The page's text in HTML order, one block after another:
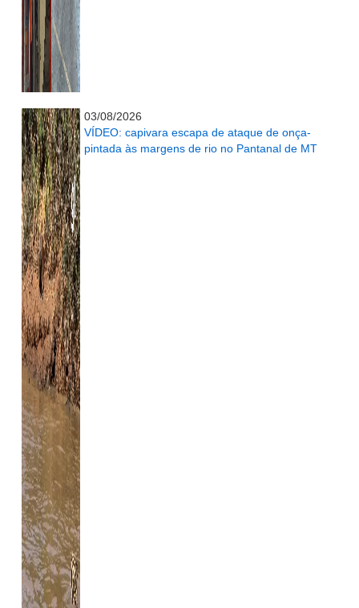
03/08/2026
VÍDEO: capivara escapa de ataque de onça-
pintada às margens de rio no Pantanal de MT